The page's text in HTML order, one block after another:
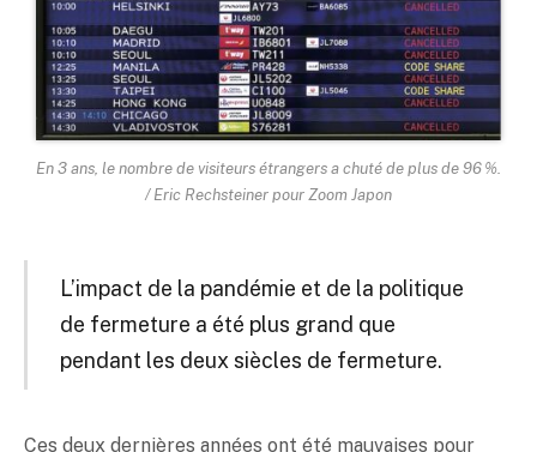
En 3 ans, le nombre de visiteurs étrangers a chuté de plus de 96 %.
/ Eric Rechsteiner pour Zoom Japon
L’impact de la pandémie et de la politique
de fermeture a été plus grand que
pendant les deux siècles de fermeture.
Ces deux dernières années ont été mauvaises pour